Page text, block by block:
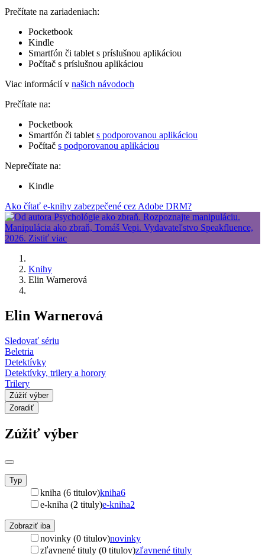
Prečítate na zariadeniach:
Pocketbook
Kindle
Smartfón či tablet s príslušnou aplikáciou
Počítač s príslušnou aplikáciou
Viac informácií v našich návodoch
Prečítate na:
Pocketbook
Smartfón či tablet s podporovanou aplikáciou
Počítač s podporovanou aplikáciou
Neprečítate na:
Kindle
Ako čítať e-knihy zabezpečené cez Adobe DRM?
Knihy
Elin Warnerová
Elin Warnerová
Sledovať sériu
Beletria
Detektívky
Detektívky, trilery a horory
Trilery
Zúžiť výber
Zoradiť
Zúžiť výber
Typ
kniha (6 titulov)kniha6
e-kniha (2 tituly)e-kniha2
Zobraziť iba
novinky (0 titulov)novinky
zľavnené tituly (0 titulov)zľavnené tituly